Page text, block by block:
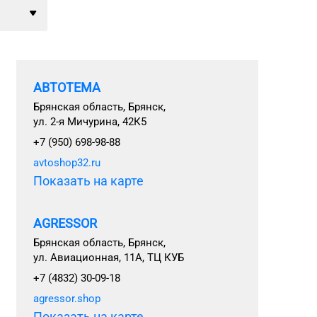
АВТОТЕМА
Брянская область, Брянск,
ул. 2-я Мичурина, 42К5
+7 (950) 698-98-88
avtoshop32.ru
Показать на карте
AGRESSOR
Брянская область, Брянск,
ул. Авиационная, 11А, ТЦ КУБ
+7 (4832) 30-09-18
agressor.shop